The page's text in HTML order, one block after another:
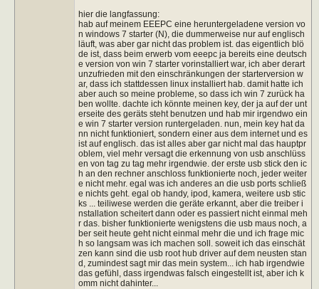
hier die langfassung:
hab auf meinem EEEPC eine heruntergeladene version vo
n windows 7 starter (N), die dummerweise nur auf englisch
läuft, was aber gar nicht das problem ist. das eigentlich blö
de ist, dass beim erwerb vom eeepc ja bereits eine deutsch
e version von win 7 starter vorinstalliert war, ich aber derart
unzufrieden mit den einschränkungen der starterversion w
ar, dass ich stattdessen linux installiert hab. damit hatte ich
aber auch so meine probleme, so dass ich win 7 zurück ha
ben wollte. dachte ich könnte meinen key, der ja auf der unt
erseite des geräts steht benutzen und hab mir irgendwo ein
e win 7 starter version runtergeladen. nun, mein key hat da
nn nicht funktioniert, sondern einer aus dem internet und es
ist auf englisch. das ist alles aber gar nicht mal das hauptpr
oblem, viel mehr versagt die erkennung von usb anschlüss
en von tag zu tag mehr irgendwie. der erste usb stick den ic
h an den rechner anschloss funktionierte noch, jeder weiter
e nicht mehr. egal was ich anderes an die usb ports schließ
e nichts geht. egal ob handy, ipod, kamera, weitere usb stic
ks ... teiliwese werden die geräte erkannt, aber die treiber i
nstallation scheitert dann oder es passiert nicht einmal meh
r das. bisher funktionierte wenigstens die usb maus noch, a
ber seit heute geht nicht einmal mehr die und ich frage mic
h so langsam was ich machen soll. soweit ich das einschät
zen kann sind die usb root hub driver auf dem neusten stan
d, zumindest sagt mir das mein system... ich hab irgendwie
das gefühl, dass irgendwas falsch eingestellt ist, aber ich k
omm nicht dahinter...